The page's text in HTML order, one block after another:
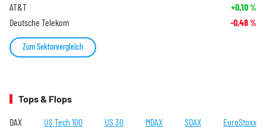
AT&T +0,10%
Deutsche Telekom -0,48%
Zum Sektorvergleich
Tops & Flops
DAX US Tech 100 US 30 MDAX SDAX EuroStoxx